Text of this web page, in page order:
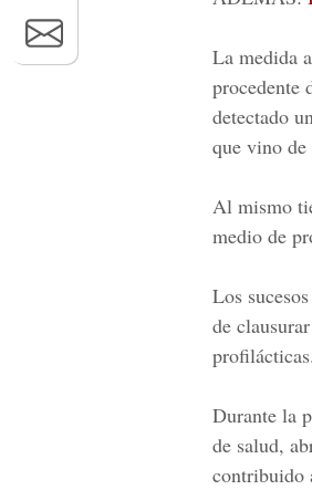
La medida
procedente
detectado
que vino
Al mismo
medio de
Los
de
profilácticas.
Durante la
de salud,
contribuido